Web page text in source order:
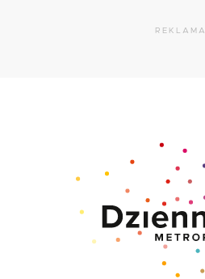
REKLAMA